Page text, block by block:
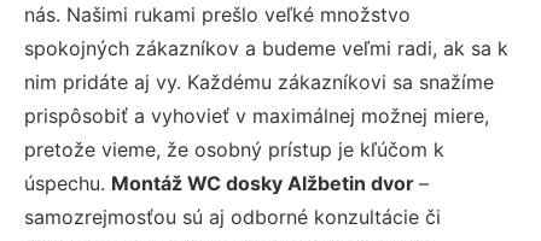
nás. Našimi rukami prešlo veľké množstvo
spokojných zákazníkov a budeme veľmi radi, ak sa k
nim pridáte aj vy. Každému zákazníkovi sa snažíme
prispôsobiť a vyhovieť v maximálnej možnej miere,
pretože vieme, že osobný prístup je kľúčom k
úspechu. Montáž WC dosky Alžbetin dvor –
samozrejmosťou sú aj odborné konzultácie či